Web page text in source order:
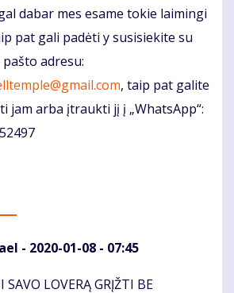
dabar mes esame tokie laimingi
pat gali padėti y susisiekite su
adresu:
, taip pat galite
jam arba įtraukti jį į „WhatsApp“:
- 2020-01-08 - 07:45
SAVO LOVERĄ GRĮŽTI BE